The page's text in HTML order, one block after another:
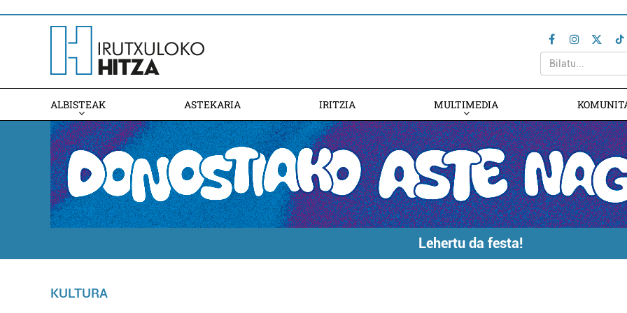
ALBISTEAK ASTEKARIA IRITZIA MULTIMEDIA
Lehertu da festa!
KULTURA